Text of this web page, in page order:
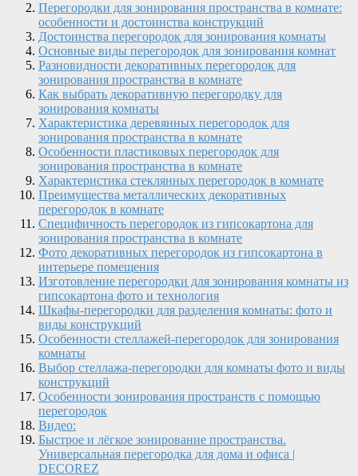
Перегородки для зонирования пространства в комнате:
особенности и достоинства конструкций
Достоинства перегородок для зонирования комнаты
Основные виды перегородок для зонирования комнат
Разновидности декоративных перегородок для
зонирования пространства в комнате
Как выбрать декоративную перегородку для
зонирования комнаты
Характеристика деревянных перегородок для
зонирования пространства в комнате
Особенности пластиковых перегородок для
зонирования пространства в комнате
Характеристика стеклянных перегородок в комнате
Преимущества металлических декоративных
перегородок в комнате
Специфичность перегородок из гипсокартона для
зонирования пространства в комнате
Фото декоративных перегородок из гипсокартона в
интерьере помещения
Изготовление перегородки для зонирования комнаты из
гипсокартона фото и технология
Шкафы-перегородки для разделения комнаты: фото и
виды конструкций
Особенности стеллажей-перегородок для зонирования
комнаты
Выбор стеллажа-перегородки для комнаты фото и виды
конструкций
Особенности зонирования пространств с помощью
перегородок
Видео:
Быстрое и лёгкое зонирование пространства.
Универсальная перегородка для дома и офиса |
DECOREZ